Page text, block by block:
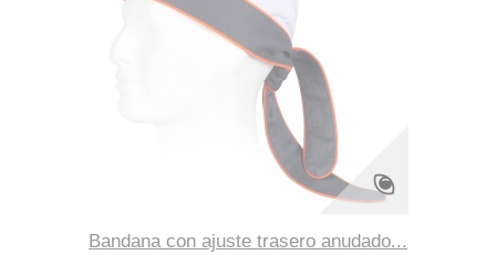
Bandana con ajuste trasero anudado...